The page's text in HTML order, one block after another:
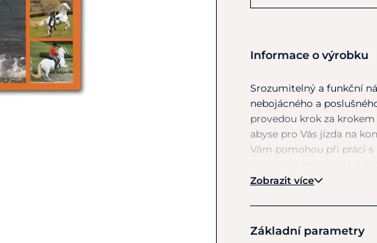
Informace o výrobku
Srozumitelný a funkční
nebojácného a
provedou krok za
abyse pro Vás jízda na
Vám pomohou při práci s
Zobrazit více
Základní parametry